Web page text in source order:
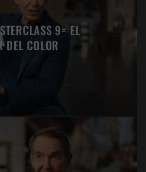
9= EL
DEL COLOR